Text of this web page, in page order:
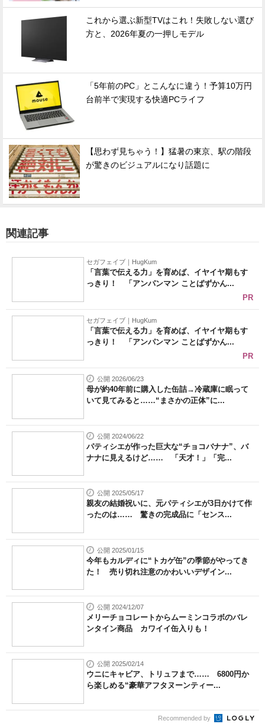
これから選ぶ新型TVはこれ！失敗しない選び
方と、2026年夏の一押しモデル
「5年前のPC」とこんなに違う！予算10万円
台前半で実現する快適PCライフ
【思わず見ちゃう！】猛暑の東京、駅の階段
が驚きのビジュアルになり話題に
関連記事
セガフェイブ｜HugKum
「言葉で伝える力」を育めば、イヤイヤ期もす
っきり！ 「アンパンマン ことばずかん...
PR
セガフェイブ｜HugKum
「言葉で伝える力」を育めば、イヤイヤ期もす
っきり！ 「アンパンマン ことばずかん...
PR
公開 2026/06/23
母が約40年前に購入した缶詰→冷蔵庫に眠って
いて見てみると……“まさかの正体”に...
公開 2024/06/22
パティシエが作った巨大な“チョコバナナ”、バ
ナナに見えるけど…… 「天才！」「完...
公開 2025/05/17
親友の結婚祝いに、元パティシエが3日かけて作
ったのは…… 驚きの完成品に「センス...
公開 2025/01/15
今年もカルディに“トカゲ缶”の季節がやってき
た！ 売り切れ注意のかわいいデザイン...
公開 2024/12/07
メリーチョコレートからムーミンコラボのバレ
ンタイン商品 カワイイ缶入りも！
公開 2025/02/14
ウニにキャビア、トリュフまで…… 6800円か
ら楽しめる“豪華アフタヌーンティー...
Recommended by